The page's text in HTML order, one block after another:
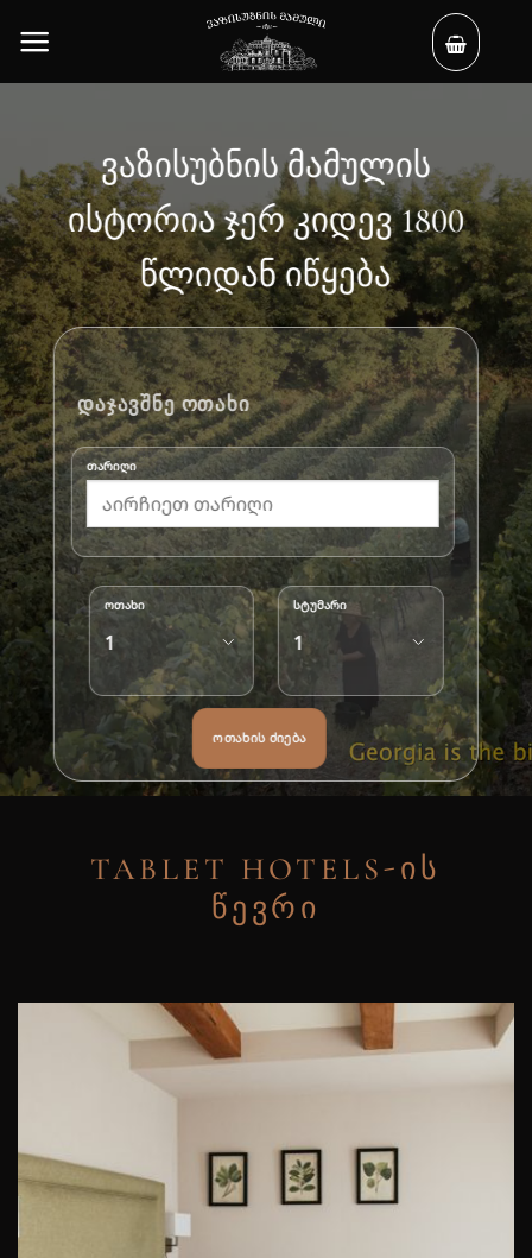
content
Ვაზისუბნის Მამულის
Ისტორია Ჯერ Კიდევ 1800
Წლიდან Იწყება
Დაჯავშნე Ოთახი
თარიღი
ოთახი სტუმარი
TABLET HOTELS-ᲘᲡ
ᲬᲔᲕᲠᲘ